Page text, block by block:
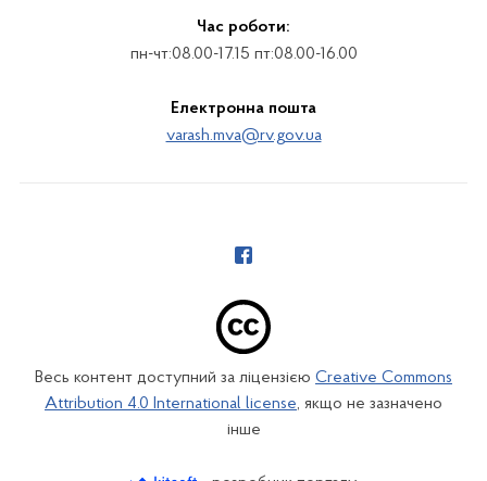
Час роботи:
пн-чт:08.00-17.15 пт:08.00-16.00
Електронна пошта
varash.mva@rv.gov.ua
Весь контент доступний за ліцензією Creative Commons
Attribution 4.0 International license, якщо не зазначено
інше